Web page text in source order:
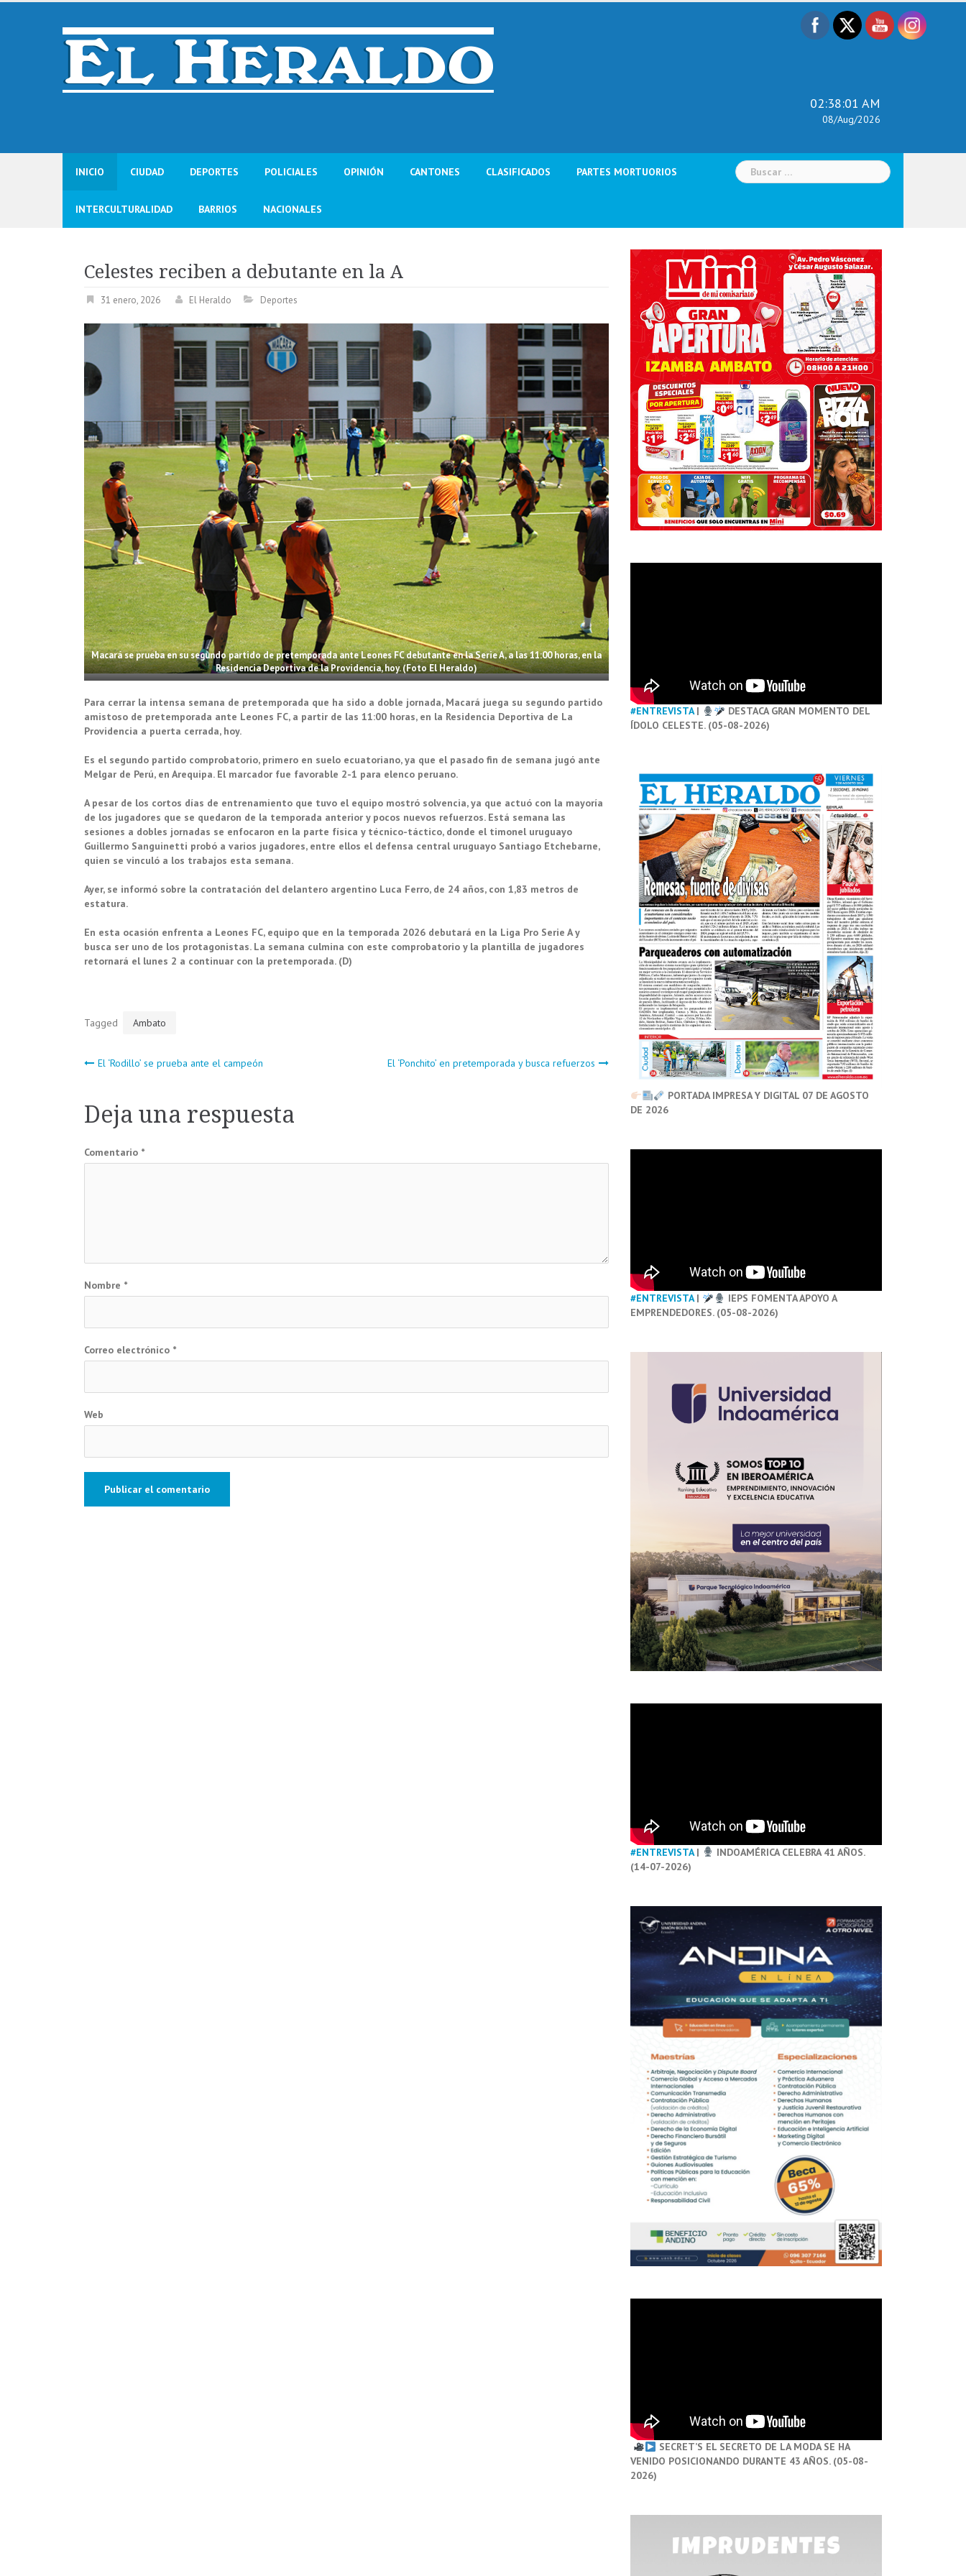
Skip
02:38:03 AM
08/Aug/2026
INICIO CIUDAD DEPORTES POLICIALES OPINIÓN CANTONES CLASIFICADOS PARTES MORTUORIOS
INTERCULTURALIDAD BARRIOS NACIONALES
Buscar:
Celestes reciben a debutante en la A
31 enero, 2026 El Heraldo Deportes
Macará se prueba en su segundo partido de pretemporada ante Leones FC debutante en la Serie A, a las 11:00 horas, en la
Residencia Deportiva de la Providencia, hoy. (Foto El Heraldo)
Para cerrar la intensa semana de pretemporada que ha sido a doble jornada, Macará juega su segundo partido
amistoso de pretemporada ante Leones FC, a partir de las 11:00 horas, en la Residencia Deportiva de La
Providencia a puerta cerrada, hoy.
Es el segundo partido comprobatorio, primero en suelo ecuatoriano, ya que el pasado fin de semana jugó ante
Melgar de Perú, en Arequipa. El marcador fue favorable 2-1 para elenco peruano.
A pesar de los cortos días de entrenamiento que tuvo el equipo mostró solvencia, ya que actuó con la mayoría
de los jugadores que se quedaron de la temporada anterior y pocos nuevos refuerzos. Está semana las
sesiones a dobles jornadas se enfocaron en la parte física y técnico-táctico, donde el timonel uruguayo
Guillermo Sanguinetti probó a varios jugadores, entre ellos el defensa central uruguayo Santiago Etchebarne,
quien se vinculó a los trabajos esta semana.
Ayer, se informó sobre la contratación del delantero argentino Luca Ferro, de 24 años, con 1,83 metros de
estatura.
En esta ocasión enfrenta a Leones FC, equipo que en la temporada 2026 debutará en la Liga Pro Serie A y
busca ser uno de los protagonistas. La semana culmina con este comprobatorio y la plantilla de jugadores
retornará el lunes 2 a continuar con la pretemporada. (D)
Tagged Ambato
Navegación
de
entradas
El ‘Rodillo’ se prueba ante el campeón El ‘Ponchito’ en pretemporada y busca refuerzos
Deja una respuesta
Comentario *
Nombre *
Correo electrónico *
Web
#ENTREVISTA|
DESTACA GRAN MOMENTO DEL
ÍDOLO CELESTE. (05-08-2026)
PORTADA IMPRESA Y DIGITAL 07 DE AGOSTO
DE 2026
#ENTREVISTA|
IEPS FOMENTA APOYO A
EMPRENDEDORES. (05-08-2026)
#ENTREVISTA|
INDOAMÉRICA CELEBRA 41 AÑOS.
(14-07-2026)
SECRET’S EL SECRETO DE LA MODA SE HA
VENIDO POSICIONANDO DURANTE 43 AÑOS. (05-08-
2026)